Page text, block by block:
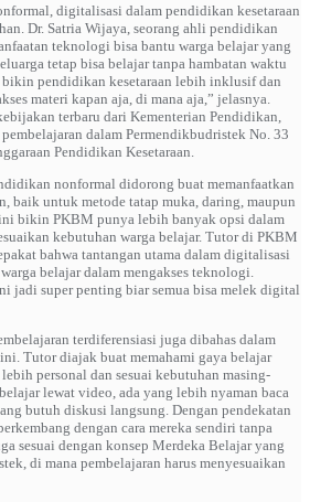
digitalisasi dalam pendidikan kesetaraan
Dr. Satria Wijaya, seorang ahli pendidikan
teknologi bisa bantu warga belajar yang
tetap bisa belajar tanpa hambatan waktu
pendidikan kesetaraan lebih inklusif dan
materi kapan aja, di mana aja,” jelasnya.
terbaru dari Kementerian Pendidikan,
dalam Permendikbudristek No. 33
Pendidikan Kesetaraan.
nonformal didorong buat memanfaatkan
baik untuk metode tatap muka, daring, maupun
bikin PKBM punya lebih banyak opsi dalam
kebutuhan warga belajar. Tutor di PKBM
bahwa tantangan utama dalam digitalisasi
belajar dalam mengakses teknologi.
jadi super penting biar semua bisa melek digital
terdiferensiasi juga dibahas dalam
Tutor diajak buat memahami gaya belajar
personal dan sesuai kebutuhan masing-
lewat video, ada yang lebih nyaman baca
butuh diskusi langsung. Dengan pendekatan
dengan cara mereka sendiri tanpa
sesuai dengan konsep Merdeka Belajar yang
di mana pembelajaran harus menyesuaikan